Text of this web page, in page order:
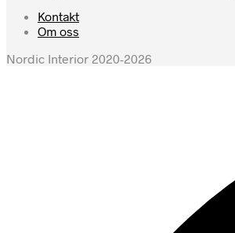
Kontakt
Om oss
Nordic Interior 2020-2026